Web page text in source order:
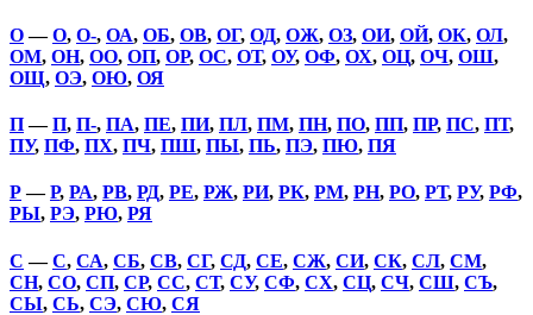
О—О, О-, ОА, ОБ, ОВ, ОГ, ОД, ОЖ, ОЗ, ОИ, ОЙ, ОК, ОЛ,
ОМ, ОН, ОО, ОП, ОР, ОС, ОТ, ОУ, ОФ, ОХ, ОЦ, ОЧ, ОШ,
ОЩ, ОЭ, ОЮ, ОЯ
П—П, П-, ПА, ПЕ, ПИ, ПЛ, ПМ, ПН, ПО, ПП, ПР, ПС, ПТ,
ПУ, ПФ, ПХ, ПЧ, ПШ, ПЫ, ПЬ, ПЭ, ПЮ, ПЯ
Р—Р, РА, РВ, РД, РЕ, РЖ, РИ, РК, РМ, РН, РО, РТ, РУ, РФ,
РЫ, РЭ, РЮ, РЯ
С —С, СА, СБ, СВ, СГ, СД, СЕ, СЖ, СИ, СК, СЛ, СМ,
СН, СО, СП, СР, СС, СТ, СУ, СФ, СХ, СЦ, СЧ, СШ, СЪ,
СЫ, СЬ, СЭ, СЮ, СЯ